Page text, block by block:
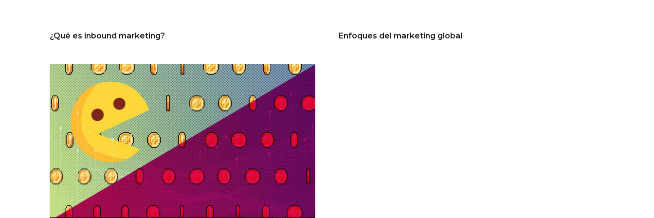
¿Qué es inbound marketing? Enfoques del marketing global